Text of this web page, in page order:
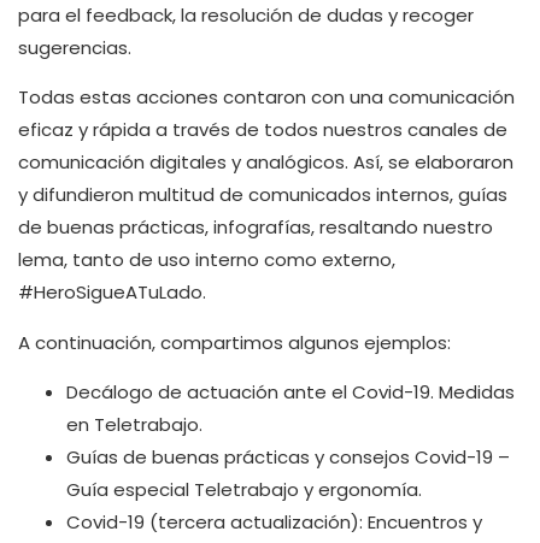
para el feedback, la resolución de dudas y recoger
sugerencias.
Todas estas acciones contaron con una comunicación
eficaz y rápida a través de todos nuestros canales de
comunicación digitales y analógicos. Así, se elaboraron
y difundieron multitud de comunicados internos, guías
de buenas prácticas, infografías, resaltando nuestro
lema, tanto de uso interno como externo,
#HeroSigueATuLado.
A continuación, compartimos algunos ejemplos:
Decálogo de actuación ante el Covid-19. Medidas
en Teletrabajo.
Guías de buenas prácticas y consejos Covid-19 –
Guía especial Teletrabajo y ergonomía.
Covid-19 (tercera actualización): Encuentros y